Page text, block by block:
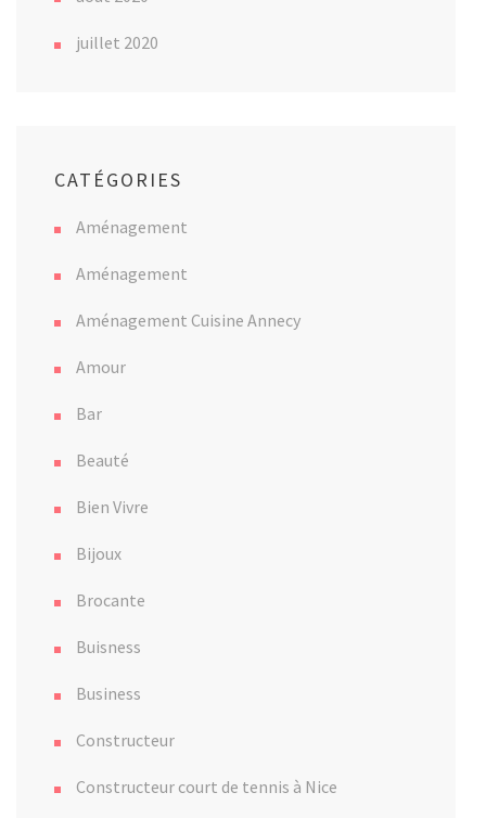
juillet 2020
CATÉGORIES
Aménagement
Aménagement
Aménagement Cuisine Annecy
Amour
Bar
Beauté
Bien Vivre
Bijoux
Brocante
Buisness
Business
Constructeur
Constructeur court de tennis à Nice